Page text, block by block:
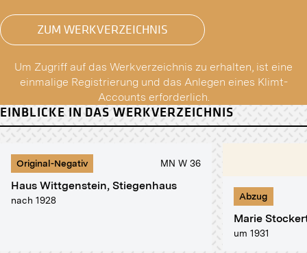
ZUM WERKVERZEICHNIS
Um Zugriff auf das Werkverzeichnis zu erhalten, ist eine
einmalige Registrierung und das Anlegen eines Klimt-
Accounts erforderlich.
EINBLICKE IN DAS WERKVERZEICHNIS
Original-Negativ MN W 36
Haus Wittgenstein, Stiegenhaus
nach 1928 Abzug
Marie
um 1931